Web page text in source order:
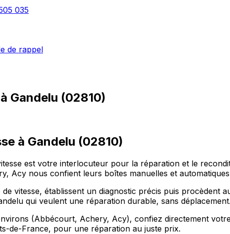
035
de rappel
Gandelu (02810)
à Gandelu (02810)
est votre interlocuteur pour la réparation et le
Acy nous confient leurs boîtes manuelles et
vitesse, établissent un diagnostic précis puis procèdent
qui veulent une réparation durable, sans déplacement.
(Abbécourt, Achery, Acy), confiez directement
de-France, pour une réparation au juste prix.